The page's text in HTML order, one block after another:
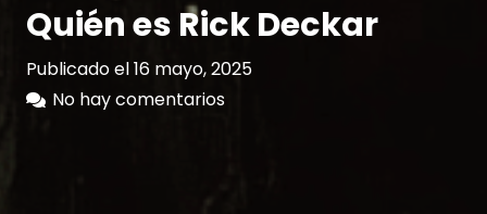
Quién es Rick Deckar
Publicado el16 mayo, 2025
No hay comentarios